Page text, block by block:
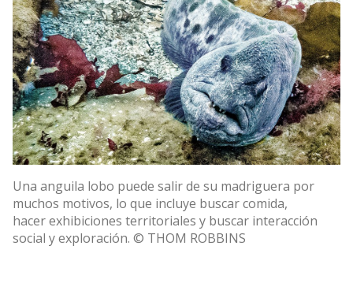
Una anguila lobo puede salir de su madriguera por
muchos motivos, lo que incluye buscar comida,
hacer exhibiciones territoriales y buscar interacción
social y exploración. © THOM ROBBINS